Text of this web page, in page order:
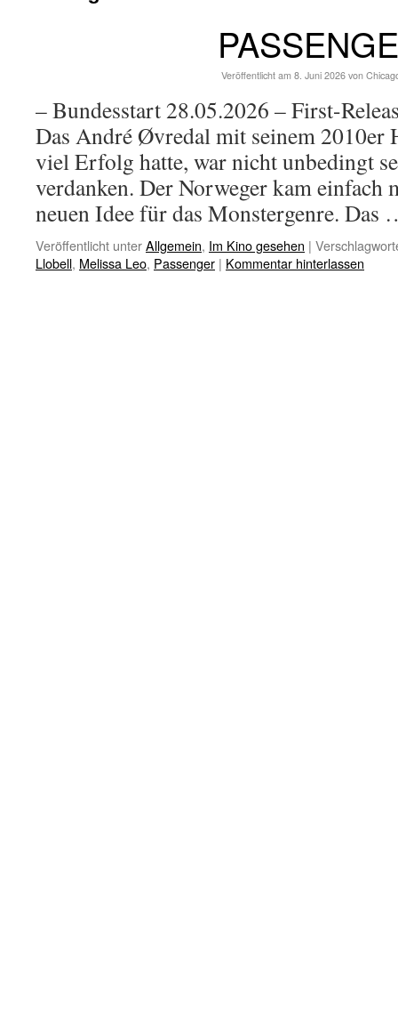
Veröffentlicht am 8. Juni 2026 von
– Bundesstart 28.05.2026 – First-
Das André Øvredal mit seinem 2010er
viel Erfolg hatte, war nicht unbedingt
verdanken. Der Norweger kam einfach
neuen Idee für das Monstergenre.
Veröffentlicht unterAllgemein, Im Kino gesehen |
Llobell, Melissa Leo, Passenger | Kommentar hinterlassen